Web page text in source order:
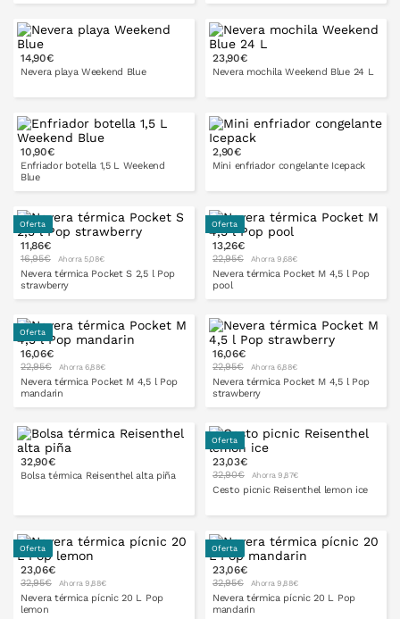
16 l 25 l
PONLO EN LA CESTA
14,90€
Nevera playa Weekend Blue
12 l 15 l
8 l
23,90€
Nevera mochila Weekend Blue 24 L
PONLO EN LA CESTA
10,90€
Enfriador botella 1,5 L Weekend
Blue
PONLO EN LA CESTA
2,90€
Mini enfriador congelante Icepack
PONLO EN LA CESTA
Oferta
11,86€
16,95€ Ahorra 5,08€
Nevera térmica Pocket S 2,5 l Pop
strawberry
PONLO EN LA CESTA
Oferta
13,26€
22,95€ Ahorra 9,68€
Nevera térmica Pocket M 4,5 l Pop
pool
PONLO EN LA CESTA
Oferta
16,06€
22,95€ Ahorra 6,88€
Nevera térmica Pocket M 4,5 l Pop
mandarin
PONLO EN LA CESTA
16,06€
22,95€ Ahorra 6,88€
Nevera térmica Pocket M 4,5 l Pop
strawberry
PONLO EN LA CESTA
32,90€
Bolsa térmica Reisenthel alta piña
PONLO EN LA CESTA
Oferta
23,03€
32,90€ Ahorra 9,87€
Cesto picnic Reisenthel lemon ice
PONLO EN LA CESTA
Oferta
23,06€
32,95€ Ahorra 9,88€
Nevera térmica pícnic 20 L Pop
lemon
Oferta
23,06€
32,95€ Ahorra 9,88€
Nevera térmica pícnic 20 L Pop
mandarin